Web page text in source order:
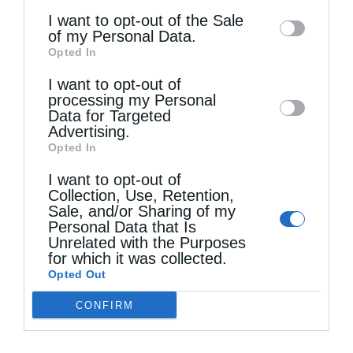
information may also be disclosed by us to
third parties on theIAB’s List of
Downstream Participants
disclose it to other third parties.
I want to opt-out of the Sale
of my Personal Data.
Opted In
I want to opt-out of
processing my Personal
Data for Targeted
Advertising.
Opted In
I want to opt-out of
Collection, Use, Retention,
Sale, and/or Sharing of my
Personal Data that Is
Unrelated with the Purposes
for which it was collected.
Opted Out
CONFIRM
γεννιέται, Το Άγιο Πνεύμα είναι ο Πρόδρομος
του. Ο Χριστός βαπτίζεται, Το Άγιο Πνεύμα
Άγιο Πνεύμα τα συνοδεύει. Ο Χριστός
σταυρώνεται, Το Άγιο Πνεύμα παίρνει τη
θέση Του. Τι θαυμαστά πράγματα σκοπεύει να
κάνει ο Θεός και δεν είναι δυνατά για
Αυτόν…;